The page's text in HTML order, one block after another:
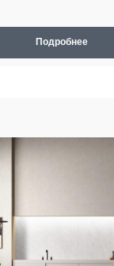
Подробнее